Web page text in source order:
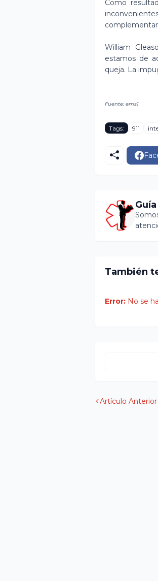
Como
William
estamos de
queja. La
Fuente: ems1
Tags: 911
También
Error: No se
Artículo Anterior